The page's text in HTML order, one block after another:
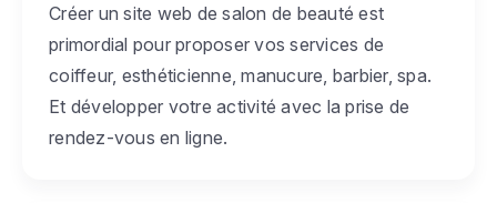
Créer un site web de salon de beauté est
primordial pour proposer vos services de
coiffeur, esthéticienne, manucure, barbier, spa.
Et développer votre activité avec la prise de
rendez-vous en ligne.